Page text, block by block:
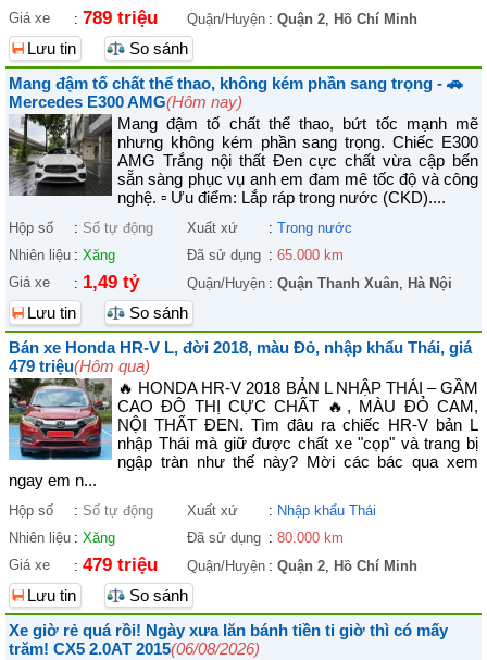
Giá xe
: 789 triệu Quận/Huyện : Quận 2, Hồ Chí Minh
Lưu tin
So sánh
Mang đậm tố chất thể thao, không kém phần sang trọng - 🚗
Mercedes E300 AMG(Hôm nay)
Mang đậm tố chất thể thao, bứt tốc mạnh mẽ
nhưng không kém phần sang trọng. Chiếc E300
AMG Trắng nội thất Đen cực chất vừa cập bến
sẵn sàng phục vụ anh em đam mê tốc độ và công
nghệ. ▫ Ưu điểm: Lắp ráp trong nước (CKD)....
Hộp số : Số tự động Xuất xứ : Trong nước
Nhiên liệu : Xăng Đã sử dụng : 65.000 km
Giá xe
: 1,49 tỷ Quận/Huyện : Quận Thanh Xuân, Hà Nội
Lưu tin
So sánh
Bán xe Honda HR-V L, đời 2018, màu Đỏ, nhập khẩu Thái, giá
479 triệu(Hôm qua)
🔥 HONDA HR-V 2018 BẢN L NHẬP THÁI – GẦM
CAO ĐÔ THỊ CỰC CHẤT 🔥, MÀU ĐỎ CAM,
NỘI THẤT ĐEN. Tìm đâu ra chiếc HR-V bản L
nhập Thái mà giữ được chất xe "cọp" và trang bị
ngập tràn như thế này? Mời các bác qua xem
ngay em n...
Hộp số : Số tự động Xuất xứ : Nhập khẩu Thái
Nhiên liệu : Xăng Đã sử dụng : 80.000 km
Giá xe
: 479 triệu Quận/Huyện : Quận 2, Hồ Chí Minh
Lưu tin
So sánh
Xe giờ rẻ quá rồi! Ngày xưa lăn bánh tiền ti giờ thì có mấy
trăm! CX5 2.0AT 2015(06/08/2026)